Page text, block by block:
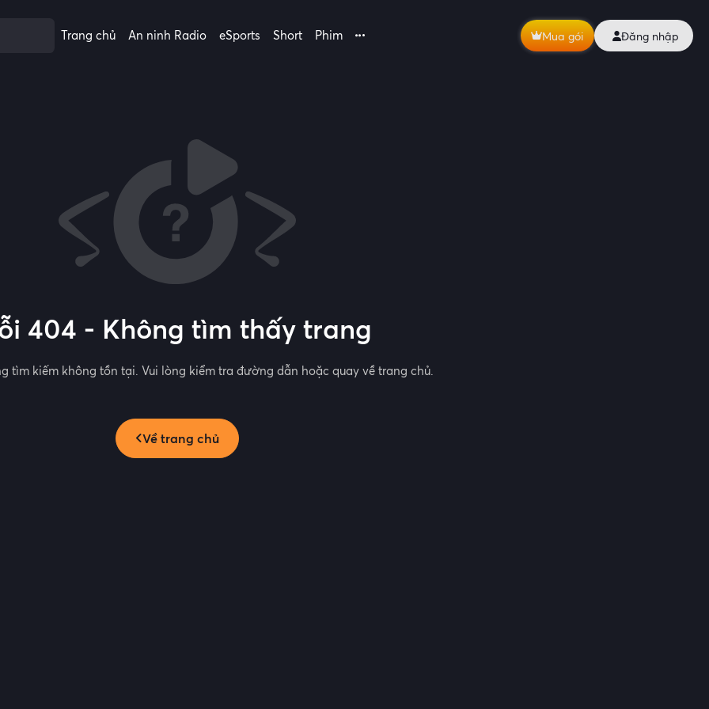
Trang chủ An ninh Radio eSports Short Phim Mua gói Đăng nhập
404 - Không tìm thấy trang
tìm kiếm không tồn tại. Vui lòng kiểm tra đường dẫn hoặc quay về trang chủ.
Về trang chủ